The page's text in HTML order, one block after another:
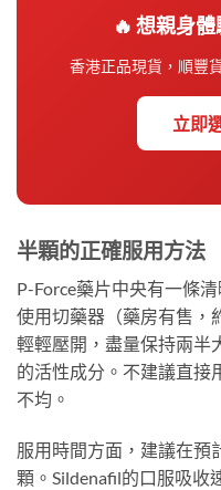
🔥 想親身
香港正品現貨，順豐
立即
半顆的正確服用方法
P-Force藥片中央有一條
使用切藥器（藥房有售，
輕輕壓開，盡量保持兩半
的活性成分。不建議直接
不均。
服用時間方面，建議在預
顆。Sildenafil的口服吸